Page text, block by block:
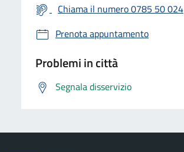
Chiama il numero 0785 50 024
Prenota appuntamento
Problemi in città
Segnala disservizio